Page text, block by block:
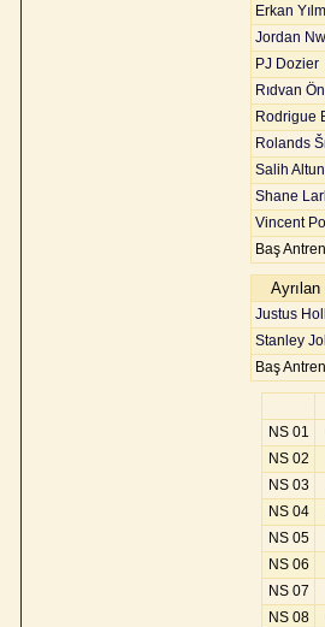
Erkan
Jordan
PJ Dozier
Rıdvan
Rodrigue
Rolands
Salih
Shane
Vincent
Baş
Justus
Stanley
Baş
NS 01
NS 02
NS 03
NS 04
NS 05
NS 06
NS 07
NS 08